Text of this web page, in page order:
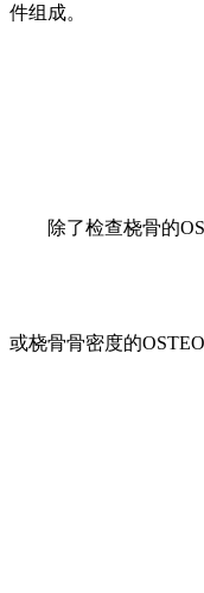
件组成。
除了检查桡骨的
或桡骨骨密度的